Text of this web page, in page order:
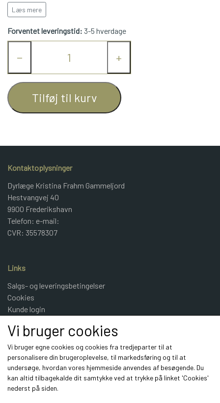
GAVEKORT
Læs mere
Forventet leveringstid: 3-5 hverdage
− +
Tilføj til kurv
Kontaktoplysninger
Dyrlæge Kristina Frahm Gammeljord
Hestvangvej 40
9900 Frederikshavn
Telefon: e-mail:
CVR: 35578307
Links
Salgs- og leveringsbetingelser
Cookies
Kunde login
Kontakt
Sociale medier
Vi bruger cookies
Vi bruger egne cookies og cookies fra tredjeparter til at
personalisere din brugeroplevelse, til markedsføring og til at
undersøge, hvordan vores hjemmeside anvendes af besøgende. Du
kan altid tilbagekalde dit samtykke ved at trykke på linket 'Cookies'
nederst på siden.